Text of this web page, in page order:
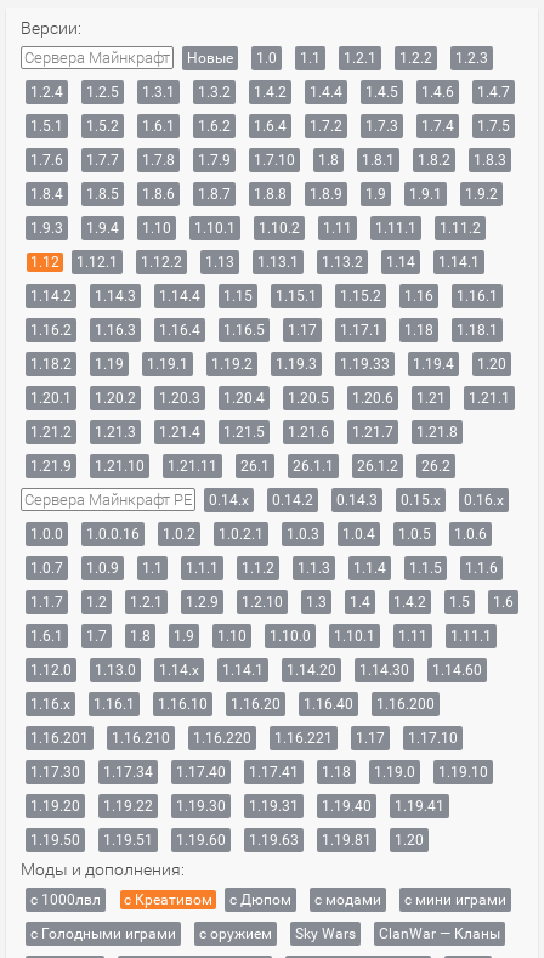
Версии:
Сервера Майнкрафт Новые 1.0 1.1 1.2.1 1.2.2
1.2.3
1.2.4
1.2.5 1.3.1 1.3.2 1.4.2 1.4.4 1.4.5 1.4.6
1.4.7
1.5.1
1.5.2 1.6.1 1.6.2 1.6.4 1.7.2 1.7.3 1.7.4
1.7.5
1.7.6
1.7.7 1.7.8 1.7.9 1.7.10 1.8 1.8.1 1.8.2
1.8.3
1.8.4
1.8.5 1.8.6 1.8.7 1.8.8 1.8.9 1.9 1.9.1
1.9.2
1.9.3
1.9.4 1.10 1.10.1 1.10.2 1.11 1.11.1
1.11.2
1.12
1.12.1 1.12.2 1.13 1.13.1 1.13.2 1.14
1.14.1
1.14.2
1.14.3 1.14.4 1.15 1.15.1 1.15.2 1.16
1.16.1
1.16.2
1.16.3 1.16.4 1.16.5 1.17 1.17.1 1.18
1.18.1
1.18.2
1.19 1.19.1 1.19.2 1.19.3 1.19.33 1.19.4
1.20
1.20.1
1.20.2 1.20.3 1.20.4 1.20.5 1.20.6 1.21
1.21.1
1.21.2
1.21.3 1.21.4 1.21.5 1.21.6 1.21.7
1.21.8
1.21.9
1.21.10 1.21.11 26.1 26.1.1 26.1.2 26.2
Сервера Майнкрафт PE 0.14.x 0.14.2 0.14.3 0.15.x
0.16.x
1.0.0
1.0.0.16 1.0.2 1.0.2.1 1.0.3 1.0.4 1.0.5
1.0.6
1.0.7
1.0.9 1.1 1.1.1 1.1.2 1.1.3 1.1.4 1.1.5
1.1.6
1.1.7
1.2 1.2.1 1.2.9 1.2.10 1.3 1.4 1.4.2 1.5
1.6
1.6.1
1.7 1.8 1.9 1.10 1.10.0 1.10.1 1.11
1.11.1
1.12.0
1.13.0 1.14.x 1.14.1 1.14.20 1.14.30
1.14.60
1.16.x
1.16.1 1.16.10 1.16.20 1.16.40
1.16.200
1.16.201
1.16.210 1.16.220 1.16.221 1.17
1.17.10
1.17.30
1.17.34 1.17.40 1.17.41 1.18 1.19.0
1.19.10
1.19.20
1.19.22 1.19.30 1.19.31 1.19.40
1.19.41
1.19.50
1.19.51 1.19.60 1.19.63 1.19.81 1.20
Моды и дополнения:
с 1000лвл c Креативом с Дюпом с модами
с мини играми
с Голодными играми
с оружием Sky Wars
ClanWar — Кланы